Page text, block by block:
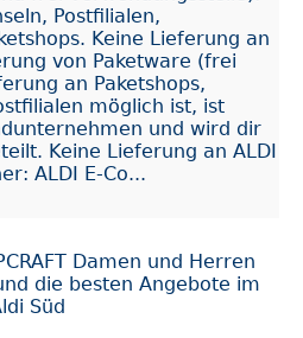
Postfilialen,
Keine Lieferung an
von Paketware (frei
an Paketshops,
möglich ist, ist
und wird dir
Keine Lieferung an ALDI
ALDI E-Co...
Damen und Herren
die besten Angebote im
Süd